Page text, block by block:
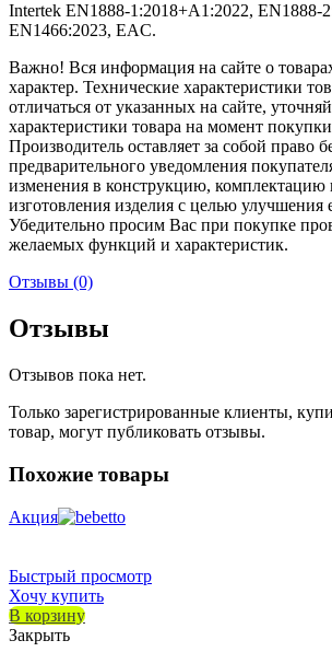
Intertek EN1888-1:2018+A1:2022, EN1888-
EN1466:2023, EAC.
Важно! Вся информация на сайте о
характер. Технические характеристики
отличаться от указанных на сайте,
характеристики товара на момент
Производитель оставляет за собой право
предварительного уведомления
изменения в конструкцию,
изготовления изделия с целью улучшения
Убедительно просим Вас при покупке
желаемых функций и характеристик.
Отзывы (0)
Отзывы
Отзывов пока нет.
Только зарегистрированные клиенты,
товар, могут публиковать отзывы.
Похожие товары
Акция
Быстрый просмотр
Хочу купить
В корзину
Закрыть